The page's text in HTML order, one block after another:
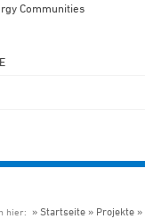
Communities
hier: Startseite Projekte